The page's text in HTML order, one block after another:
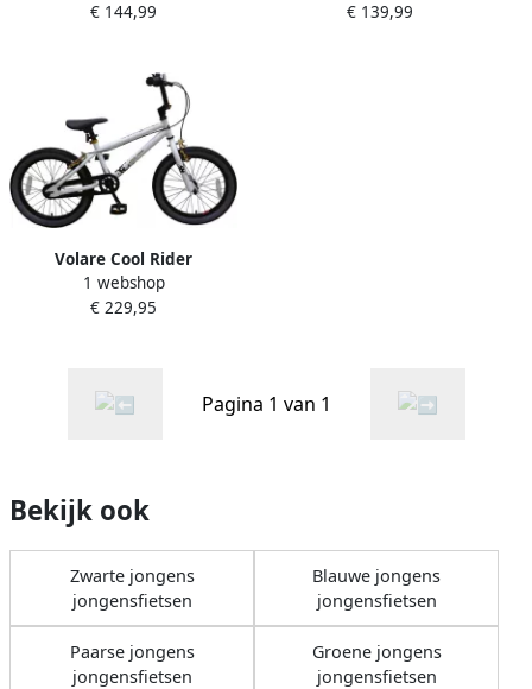
Met Zijwieltjes Leeftijd 5-7
€ 144,99
Met Zijwieltjes Leeftijd 4-6
€ 139,99
Volare Cool Rider
Kinderfiets Jongens 18 inch
Wit twee handremmen 95%
1 webshop
€ 229,95
Pagina 1 van 1
Bekijk ook
Zwarte jongens
jongensfietsen
Blauwe jongens
jongensfietsen
Paarse jongens
jongensfietsen
Groene jongens
jongensfietsen